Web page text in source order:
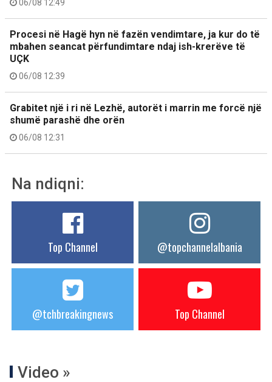
06/08 12:49
Procesi në Hagë hyn në fazën vendimtare, ja kur do të
mbahen seancat përfundimtare ndaj ish-krerëve të
UÇK
06/08 12:39
Grabitet një i ri në Lezhë, autorët i marrin me forcë një
shumë parashë dhe orën
06/08 12:31
Na ndiqni:
Top Channel @topchannelalbania
@tchbreakingnews Top Channel
Video »